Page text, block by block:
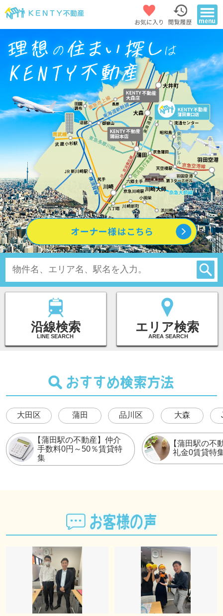
沿線検索
LINE SEARCH
エリア検索
AREA SEARCH
大田区 蒲田 品川区 大森
【蒲田駅の不動産】仲介
手数料0円～50％賃貸特
集
【蒲田駅の不
礼金0賃貸特